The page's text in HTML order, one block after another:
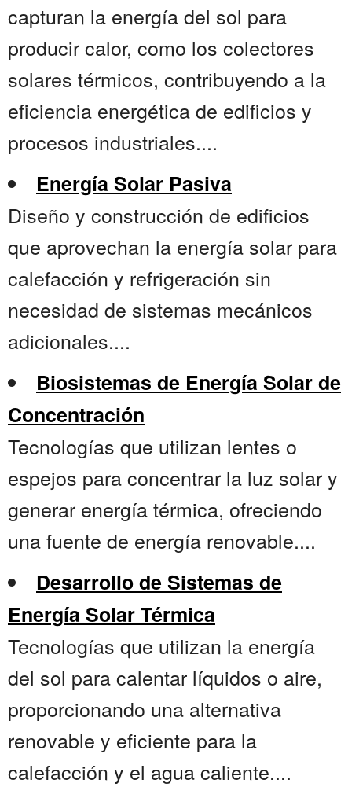
capturan la energía del sol para
producir calor, como los colectores
solares térmicos, contribuyendo a la
eficiencia energética de edificios y
procesos industriales....
Energía Solar Pasiva
Diseño y construcción de edificios
que aprovechan la energía solar para
calefacción y refrigeración sin
necesidad de sistemas mecánicos
adicionales....
Biosistemas de Energía Solar de
Concentración
Tecnologías que utilizan lentes o
espejos para concentrar la luz solar y
generar energía térmica, ofreciendo
una fuente de energía renovable....
Desarrollo de Sistemas de
Energía Solar Térmica
Tecnologías que utilizan la energía
del sol para calentar líquidos o aire,
proporcionando una alternativa
renovable y eficiente para la
calefacción y el agua caliente....